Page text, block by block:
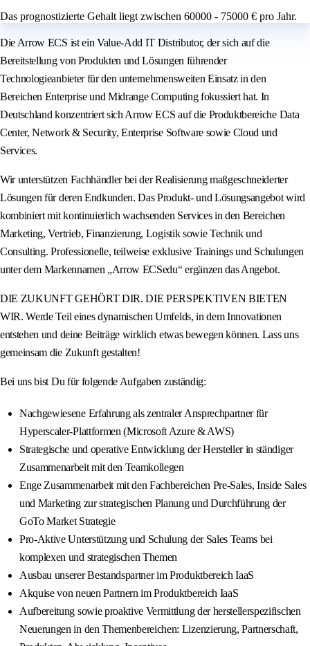
Das prognostizierte Gehalt liegt zwischen 60000 - 75000 € pro Jahr.
Die Arrow ECS ist ein Value-Add IT Distributor, der sich auf die
Bereitstellung von Produkten und Lösungen führender
Technologieanbieter für den unternehmensweiten Einsatz in den
Bereichen Enterprise und Midrange Computing fokussiert hat. In
Deutschland konzentriert sich Arrow ECS auf die Produktbereiche Data
Center, Network & Security, Enterprise Software sowie Cloud und
Services.
Wir unterstützen Fachhändler bei der Realisierung maßgeschneiderter
Lösungen für deren Endkunden. Das Produkt- und Lösungsangebot wird
kombiniert mit kontinuierlich wachsenden Services in den Bereichen
Marketing, Vertrieb, Finanzierung, Logistik sowie Technik und
Consulting. Professionelle, teilweise exklusive Trainings und Schulungen
unter dem Markennamen „Arrow ECSedu“ ergänzen das Angebot.
DIE ZUKUNFT GEHÖRT DIR. DIE PERSPEKTIVEN BIETEN
WIR. Werde Teil eines dynamischen Umfelds, in dem Innovationen
entstehen und deine Beiträge wirklich etwas bewegen können. Lass uns
gemeinsam die Zukunft gestalten!
Bei uns bist Du für folgende Aufgaben zuständig:
Nachgewiesene Erfahrung als zentraler Ansprechpartner für
Hyperscaler-Plattformen (Microsoft Azure & AWS)
Strategische und operative Entwicklung der Hersteller in ständiger
Zusammenarbeit mit den Teamkollegen
Enge Zusammenarbeit mit den Fachbereichen Pre-Sales, Inside Sales
und Marketing zur strategischen Planung und Durchführung der
GoTo Market Strategie
Pro-Aktive Unterstützung und Schulung der Sales Teams bei
komplexen und strategischen Themen
Ausbau unserer Bestandspartner im Produktbereich IaaS
Akquise von neuen Partnern im Produktbereich IaaS
Aufbereitung sowie proaktive Vermittlung der herstellerspezifischen
Neuerungen in den Themenbereichen: Lizenzierung, Partnerschaft,